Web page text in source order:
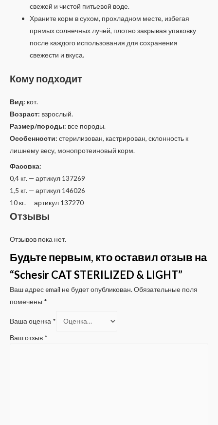
свежей и чистой питьевой воде.
Храните корм в сухом, прохладном месте, избегая
прямых солнечных лучей, плотно закрывая упаковку
после каждого использования для сохранения
свежести и вкуса.
Кому подходит
Вид: кот.
Возраст: взрослый.
Размер/породы: все породы.
Особенности: стерилизован, кастрирован, склонность к
лишнему весу, монопротеиновый корм.
Фасовка:
0,4 кг. — артикул 137269
1,5 кг. — артикул 146026
10 кг. — артикул 137270
Отзывы
Отзывов пока нет.
Будьте первым, кто оставил отзыв на
“Schesir CAT STERILIZED & LIGHT”
Ваш адрес email не будет опубликован.Обязательные поля
помечены *
Ваша оценка *
Ваш отзыв *